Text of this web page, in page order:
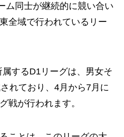
ム同士が継続的に競い合い
全域で行われているリー
するD1リーグは、男女そ
れており、4月から7月に
戦が行われます。